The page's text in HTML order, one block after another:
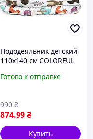
Пододеяльник детский
110х140 см COLORFUL
Бежевый D7-2026
Готово к отправке
874.99₴
990 ₴
Купить